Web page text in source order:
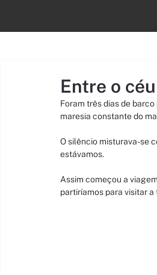
Entre o
Foram três dias de
maresia constante do
O silêncio misturava-se
estávamos.
Assim começou a
partiríamos para visitar